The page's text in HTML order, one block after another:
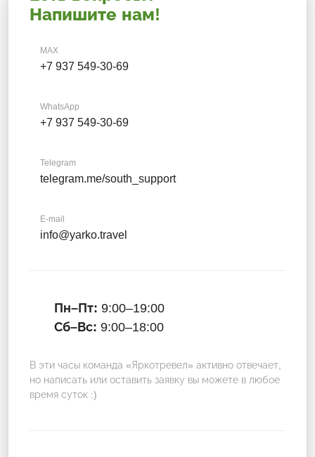
Напишите нам!
MAX
+7 937 549-30-69
WhatsApp
+7 937 549-30-69
Telegram
telegram.me/south_support
E-mail
info@yarko.travel
Пн–Пт: 9:00–19:00
Сб–Вс: 9:00–18:00
В эти часы команда «Яркотревел» активно отвечает,
но написать или оставить заявку вы можете в любое
время суток :)